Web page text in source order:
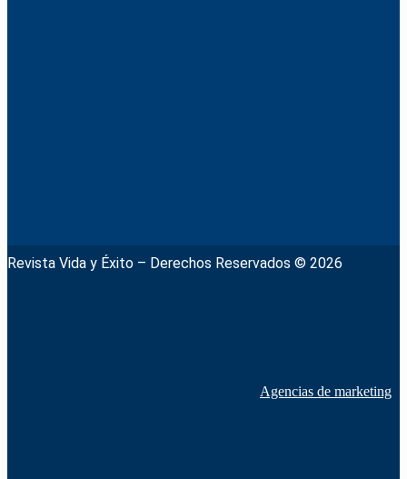
Revista Vida y Éxito – Derechos Reservados © 2026
Agencias de marketing